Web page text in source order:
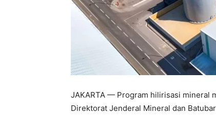
JAKARTA — Program hilirisasi mineral
Direktorat Jenderal Mineral dan